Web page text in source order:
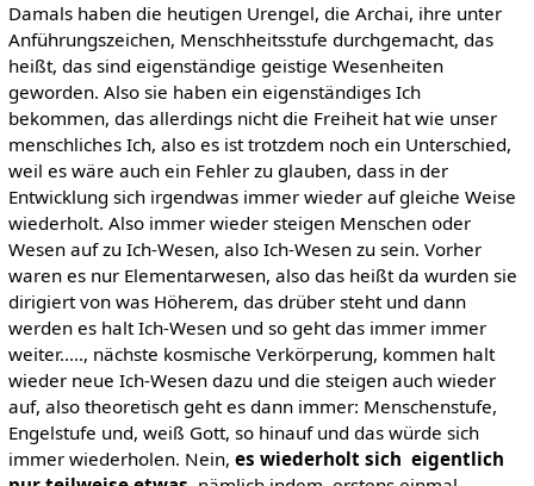
Damals haben die heutigen Urengel, die Archai, ihre unter
Anführungszeichen, Menschheitsstufe durchgemacht, das
heißt, das sind eigenständige geistige Wesenheiten
geworden. Also sie haben ein eigenständiges Ich
bekommen, das allerdings nicht die Freiheit hat wie unser
menschliches Ich, also es ist trotzdem noch ein Unterschied,
weil es wäre auch ein Fehler zu glauben, dass in der
Entwicklung sich irgendwas immer wieder auf gleiche Weise
wiederholt. Also immer wieder steigen Menschen oder
Wesen auf zu Ich-Wesen, also Ich-Wesen zu sein. Vorher
waren es nur Elementarwesen, also das heißt da wurden sie
dirigiert von was Höherem, das drüber steht und dann
werden es halt Ich-Wesen und so geht das immer immer
weiter....., nächste kosmische Verkörperung, kommen halt
wieder neue Ich-Wesen dazu und die steigen auch wieder
auf, also theoretisch geht es dann immer: Menschenstufe,
Engelstufe und, weiß Gott, so hinauf und das würde sich
immer wiederholen. Nein, es wiederholt sich eigentlich